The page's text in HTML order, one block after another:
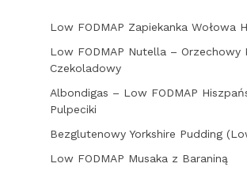
Low FODMAP Zapiekanka Wołowa
Low FODMAP Nutella – Orzechowy
Czekoladowy
Albondigas – Low FODMAP
Pulpeciki
Bezglutenowy Yorkshire Pudding
Low FODMAP Musaka z Baraniną